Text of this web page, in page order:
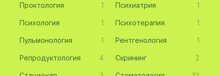
Проктология 1 Психиатрия 1
Психология 1 Психотерапия 1
Пульмонология 1 Рентгенология 1
Репродуктология 4 Скрининг 2